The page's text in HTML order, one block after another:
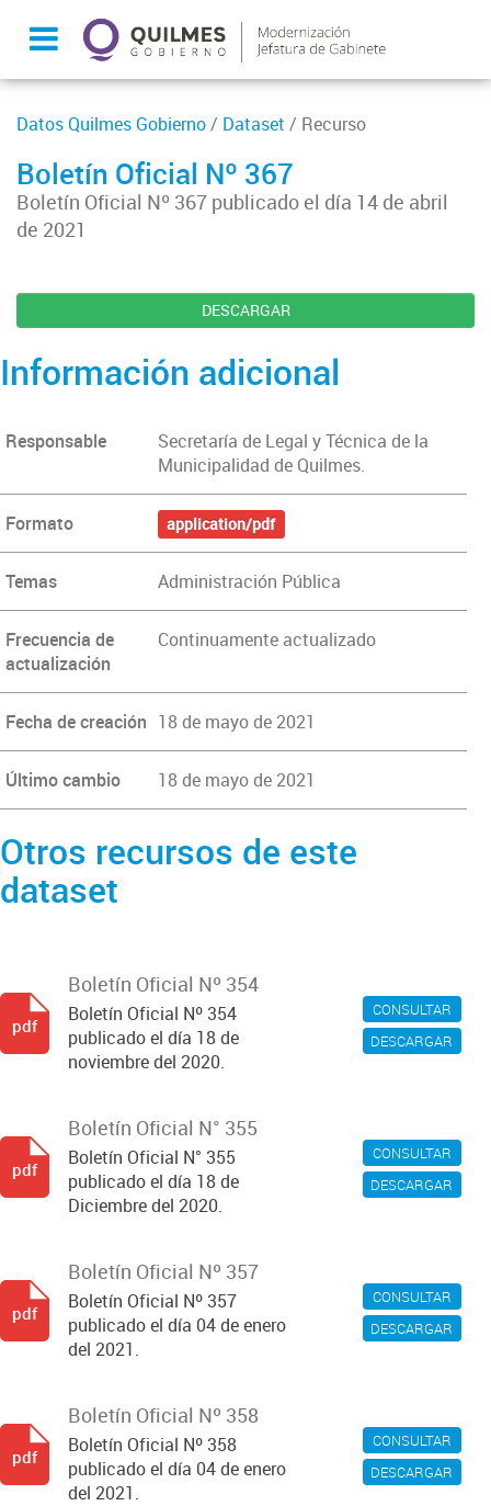
Datos Quilmes Gobierno/ Dataset / Recurso
Boletín Oficial Nº 367
Boletín Oficial Nº 367 publicado el día 14 de abril
de 2021
DESCARGAR
Información adicional
Responsable
Secretaría de Legal y Técnica de la
Municipalidad de Quilmes.
Formato application/pdf
Temas Administración Pública
Frecuencia de
actualización
Continuamente actualizado
Fecha de creación 18 de mayo de 2021
Último cambio 18 de mayo de 2021
Otros recursos de este
dataset
CONSULTAR
DESCARGAR
Boletín Oficial Nº 354
Boletín Oficial Nº 354
publicado el día 18 de
noviembre del 2020.
pdf
CONSULTAR
DESCARGAR
Boletín Oficial N° 355
Boletín Oficial N° 355
publicado el día 18 de
Diciembre del 2020.
pdf
CONSULTAR
DESCARGAR
Boletín Oficial Nº 357
Boletín Oficial Nº 357
publicado el día 04 de enero
del 2021.
pdf
CONSULTAR
DESCARGAR
Boletín Oficial Nº 358
Boletín Oficial Nº 358
publicado el día 04 de enero
del 2021.
pdf